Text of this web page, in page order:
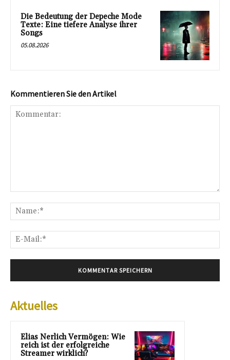
Die Bedeutung der Depeche Mode
Texte: Eine tiefere Analyse ihrer
Songs
05.08.2026
Kommentieren Sie den Artikel
Aktuelles
Elias Nerlich Vermögen: Wie
reich ist der erfolgreiche
Streamer wirklich?